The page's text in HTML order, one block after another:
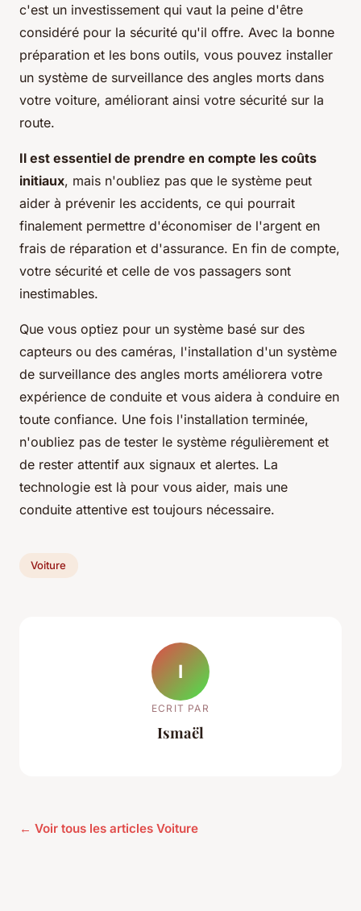
c'est un investissement qui vaut la peine d'être
considéré pour la sécurité qu'il offre. Avec la bonne
préparation et les bons outils, vous pouvez installer
un système de surveillance des angles morts dans
votre voiture, améliorant ainsi votre sécurité sur la
route.
Il est essentiel de prendre en compte les coûts
initiaux, mais n'oubliez pas que le système peut
aider à prévenir les accidents, ce qui pourrait
finalement permettre d'économiser de l'argent en
frais de réparation et d'assurance. En fin de compte,
votre sécurité et celle de vos passagers sont
inestimables.
Que vous optiez pour un système basé sur des
capteurs ou des caméras, l'installation d'un système
de surveillance des angles morts améliorera votre
expérience de conduite et vous aidera à conduire en
toute confiance. Une fois l'installation terminée,
n'oubliez pas de tester le système régulièrement et
de rester attentif aux signaux et alertes. La
technologie est là pour vous aider, mais une
conduite attentive est toujours nécessaire.
Voiture
I
ECRIT PAR
Ismaël
← Voir tous les articles Voiture